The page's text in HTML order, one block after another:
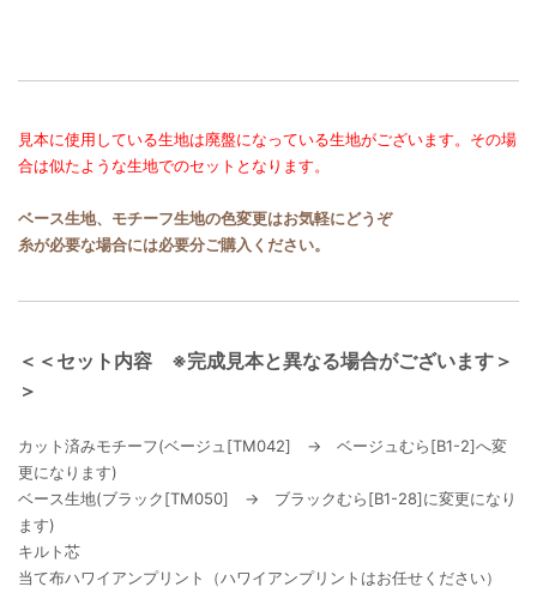
見本に使用している生地は廃盤になっている生地がございます。その場
合は似たような生地でのセットとなります。
ベース生地、モチーフ生地の色変更はお気軽にどうぞ
糸が必要な場合には必要分ご購入ください。
＜＜セット内容 ※完成見本と異なる場合がございます＞
＞
カット済みモチーフ(ベージュ[TM042] → ベージュむら[B1-2]へ変
更になります)
ベース生地(ブラック[TM050] → ブラックむら[B1-28]に変更になり
ます)
キルト芯
当て布ハワイアンプリント（ハワイアンプリントはお任せください）